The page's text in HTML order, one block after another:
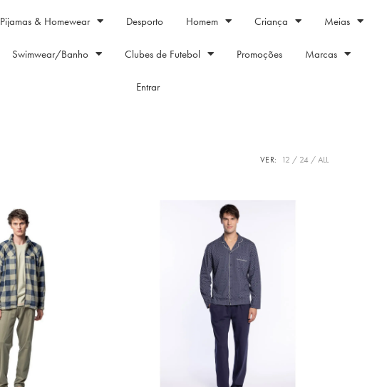
Pijamas & Homewear Desporto Homem Criança Meias
Swimwear/Banho Clubes de Futebol Promoções Marcas
Entrar
VER: 12 24 ALL